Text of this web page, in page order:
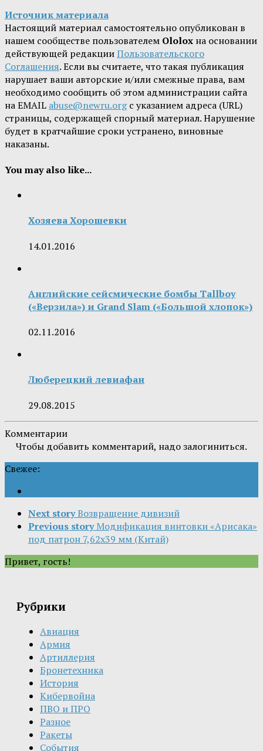
Источник материала
Настоящий материал самостоятельно опубликован в
нашем сообществе пользователем Ololox на основании
действующей редакцииПользовательского
Соглашения. Если вы считаете, что такая публикация
нарушает ваши авторские и/или смежные права, вам
необходимо сообщить об этом администрации сайта
на EMAIL abuse@newru.orgс указанием адреса (URL)
страницы, содержащей спорный материал. Нарушение
будет в кратчайшие сроки устранено, виновные
наказаны.
You may also like...
Хозяева Хорошевки
14.01.2016
Английские сейсмические бомбы Tallboy
(«Верзила») и Grand Slam («Большой хлопок»)
02.11.2016
Люберецкий левиафан
29.08.2015
Комментарии
Чтобы добавить комментарий, надо залогиниться.
Свежее:
Next storyВозвращение дивизий
Previous story Модификация винтовки «Арисака»
под патрон 7,62х39 мм (Китай)
Привет, гость!
Рубрики
Авиация
Армия
Артиллерия
Бронетехника
История
Кибервойна
ПВО и ПРО
Разное
Ракеты
События